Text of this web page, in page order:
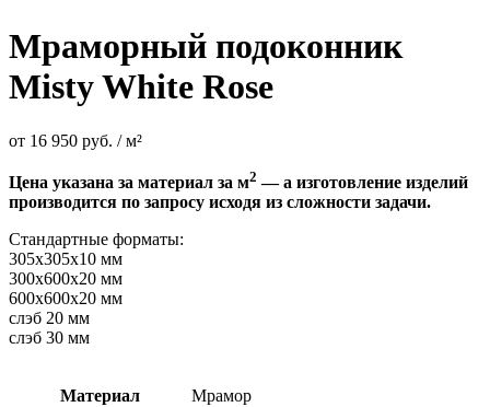
Мраморный подоконник
Misty White Rose
от 16 950 руб. / м²
Цена указана за материал за м2 — а изготовление изделий
производится по запросу исходя из сложности задачи.
Стандартные форматы:
305х305х10 мм
300х600х20 мм
600х600х20 мм
слэб 20 мм
слэб 30 мм
Материал Мрамор